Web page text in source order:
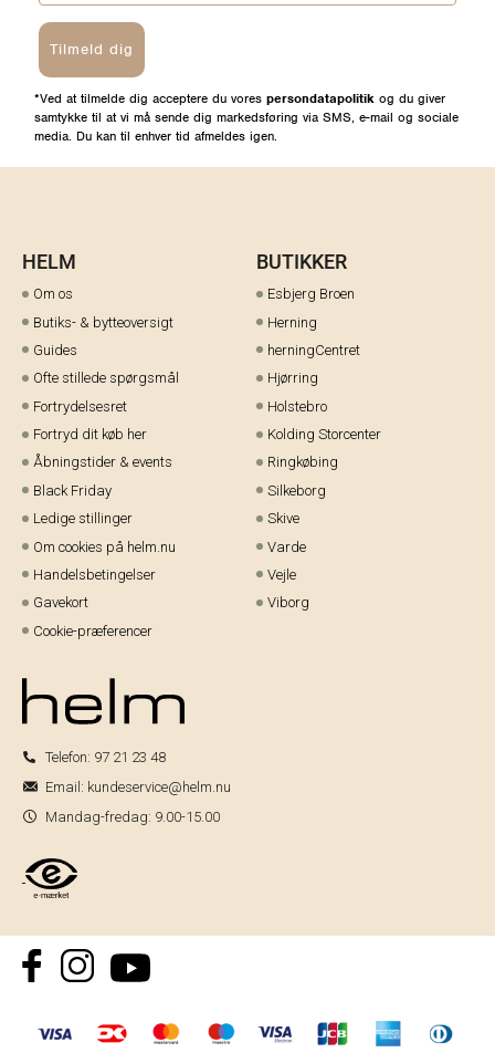
Tilmeld dig
*Ved at tilmelde dig acceptere du vores persondatapolitik og du giver
samtykke til at vi må sende dig markedsføring via SMS, e-mail og sociale
media. Du kan til enhver tid afmeldes igen.
HELM
Om os
Butiks- & bytteoversigt
Guides
Ofte stillede spørgsmål
Fortrydelsesret
Fortryd dit køb her
Åbningstider & events
Black Friday
Ledige stillinger
Om cookies på helm.nu
Handelsbetingelser
Gavekort
Cookie-præferencer
BUTIKKER
Esbjerg Broen
Herning
herningCentret
Hjørring
Holstebro
Kolding Storcenter
Ringkøbing
Silkeborg
Skive
Varde
Vejle
Viborg
Telefon: 97 21 23 48
Email: kundeservice@helm.nu
Mandag-fredag: 9.00-15.00